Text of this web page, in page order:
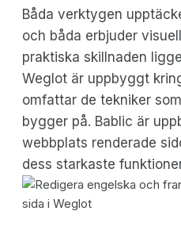
Båda verktygen
och båda erbjuder
praktiska skillnaden
Weglot är uppbyggt
omfattar de tekniker
bygger på. Bablic är
webbplats renderade
dess starkaste